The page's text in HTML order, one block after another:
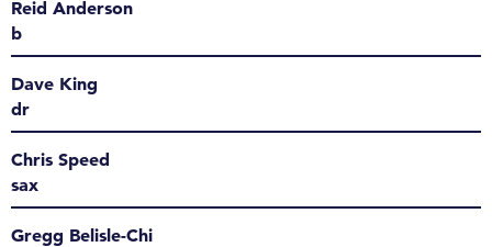
Reid Anderson
b
Dave King
dr
Chris Speed
sax
Gregg Belisle-Chi